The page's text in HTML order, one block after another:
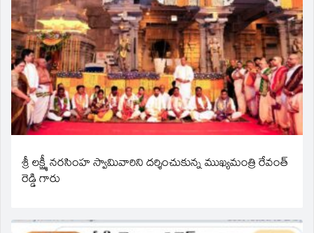
శ్రీ లక్ష్మీ నరసింహ స్వామివారిని దర్శించుకున్న ముఖ్యమంత్రి రేవంత్
రెడ్డి గారు